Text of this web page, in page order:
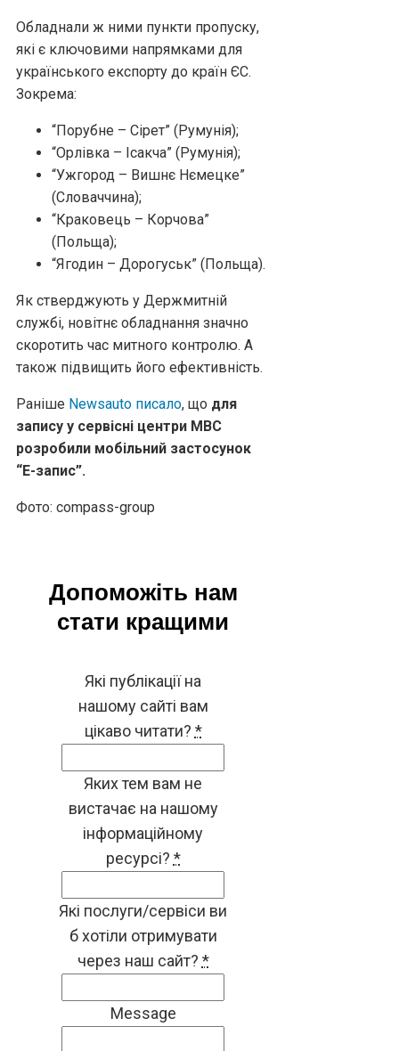
Обладнали ж ними пункти пропуску,
які є ключовими напрямками для
українського експорту до країн ЄС.
Зокрема:
“Порубне – Сірет” (Румунія);
“Орлівка – Ісакча” (Румунія);
“Ужгород – Вишнє Нємецке”
(Словаччина);
“Краковець – Корчова”
(Польща);
“Ягодин – Дорогуськ” (Польща).
Як стверджують у Держмитній
службі, новітнє обладнання значно
скоротить час митного контролю. А
також підвищить його ефективність.
Раніше Newsauto писало, що для
запису у сервісні центри МВС
розробили мобільний застосунок
“Е-запис”.
Фото: compass-group
Допоможіть нам
стати кращими
Які публікації на
нашому сайті вам
цікаво читати? *
Яких тем вам не
вистачає на нашому
інформаційному
ресурсі? *
Які послуги/сервіси ви
б хотіли отримувати
через наш сайт? *
Message